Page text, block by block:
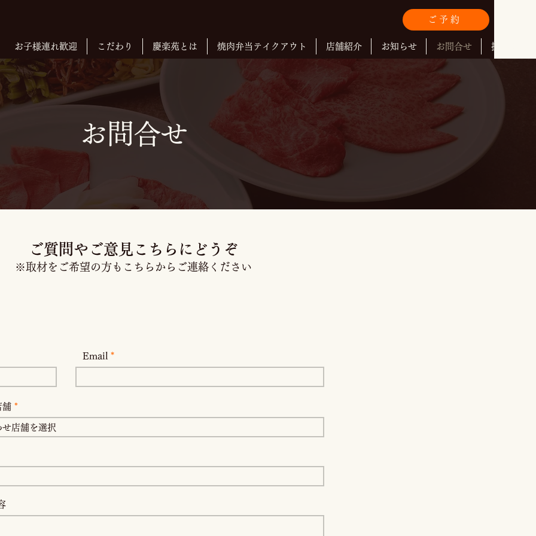
ご予約
お子様連れ歓迎 こだわり 慶楽苑とは 焼肉弁当テイクアウト 店舗紹介 お知らせ お問合せ 採用情報
お問合せ
ご質問やご意見こちらにどうぞ
※取材をご希望の方もこちらからご連絡ください
Email
舗